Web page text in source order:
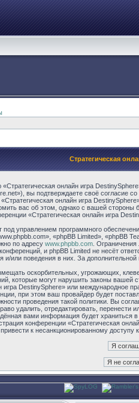
Стратегическая
онлайн игра
вы подтверждаете своё согласие
онлайн игра
вас об этом, однако с вашей стороны
«Стратегическая онлайн игра
управлением программного
«phpBB Limited», «phpBB
по адресу www.phpbb.com. Ограничения
и phpBB Limited не несёт
и/или поведения в них. За
оскорбительных, угрожающих,
которые могут нарушить законы вашей
игра DestinySphere» или международное
при этом ваш провайдер будет
проведения такой политики. Вы
удалить, отредактировать,
вами информация будет храниться
конференции «Стратегическая
к несанкционированному доступу